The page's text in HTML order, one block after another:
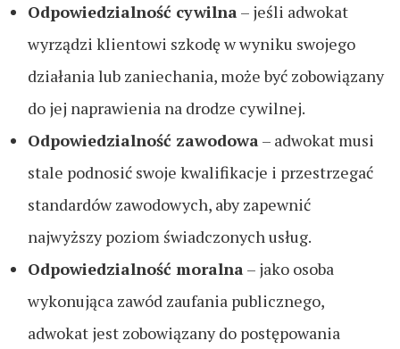
Odpowiedzialność cywilna – jeśli adwokat
wyrządzi klientowi szkodę w wyniku swojego
działania lub zaniechania, może być zobowiązany
do jej naprawienia na drodze cywilnej.
Odpowiedzialność zawodowa – adwokat musi
stale podnosić swoje kwalifikacje i przestrzegać
standardów zawodowych, aby zapewnić
najwyższy poziom świadczonych usług.
Odpowiedzialność moralna – jako osoba
wykonująca zawód zaufania publicznego,
adwokat jest zobowiązany do postępowania